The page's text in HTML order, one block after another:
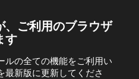
、ご利用のブラウザ
す
ルの全ての機能をご利用い
最新版に更新してくださ